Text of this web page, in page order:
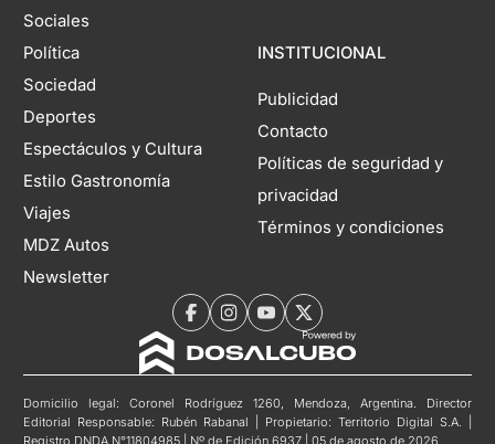
Sociales
Política
Sociedad
Deportes
Espectáculos y Cultura
Estilo Gastronomía
Viajes
MDZ Autos
Newsletter
INSTITUCIONAL
Publicidad
Contacto
Políticas de seguridad y
privacidad
Términos y condiciones
Domicilio legal: Coronel Rodríguez 1260, Mendoza, Argentina. Director
Editorial Responsable: Rubén Rabanal | Propietario: Territorio Digital S.A. |